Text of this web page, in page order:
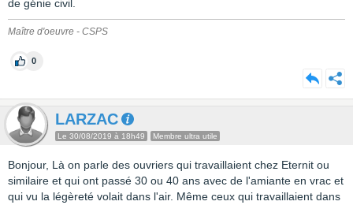
de génie civil.
Maître d'oeuvre - CSPS
0
LARZAC
Le 30/08/2019 à 18h49 Membre ultra utile
Bonjour, Là on parle des ouvriers qui travaillaient chez Eternit ou
similaire et qui ont passé 30 ou 40 ans avec de l'amiante en vrac et
qui vu la légèreté volait dans l'air. Même ceux qui travaillaient dans